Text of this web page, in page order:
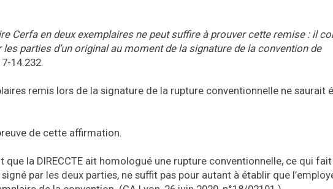
Cerfa en deux exemplaires ne peut suffire à prouver cette remise : il
parties d’un original au moment de la signature de la convention de
14.232.
remis lors de la signature de la rupture conventionnelle ne saurait
de cette affirmation.
la DIRECCTE ait homologué une rupture conventionnelle, ce qui fait
par les deux parties, ne suffit pas pour autant à établir que